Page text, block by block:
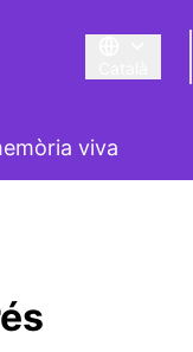
Triar la
viva